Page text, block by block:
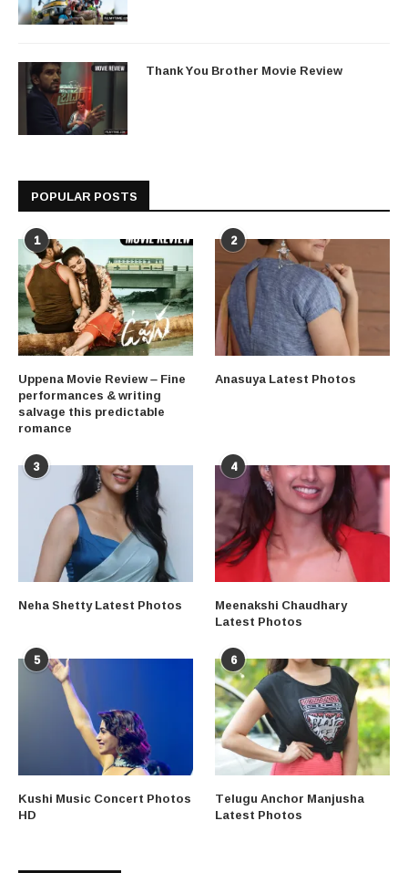
Thank You Brother Movie Review
POPULAR POSTS
1
Uppena Movie Review – Fine
performances & writing
salvage this predictable
romance
2
Anasuya Latest Photos
3
Neha Shetty Latest Photos
4
Meenakshi Chaudhary
Latest Photos
5
Kushi Music Concert Photos
HD
6
Telugu Anchor Manjusha
Latest Photos